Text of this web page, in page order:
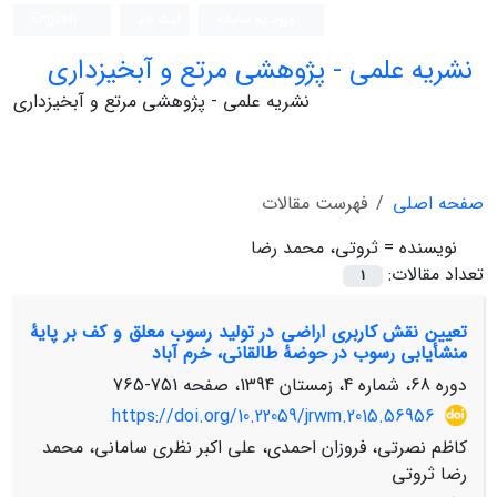
نشریه علمی - پژوهشی مرتع و آبخیزداری
نشریه علمی - پژوهشی مرتع و آبخیزداری
صفحه اصلی
فهرست مقالات
نویسنده = ثروتی، محمد رضا
تعداد مقالات:
1
تعیین نقش کاربری‏ اراضی در تولید رسوب معلق و کف بر پایۀ
منشأیابی رسوب در حوضۀ طالقانی، خرم‏ آباد
دوره 68، شماره 4، زمستان 1394، صفحه
751-765
https://doi.org/10.22059/jrwm.2015.56956
کاظم نصرتی، فروزان احمدی، علی اکبر نظری سامانی، محمد
رضا ثروتی